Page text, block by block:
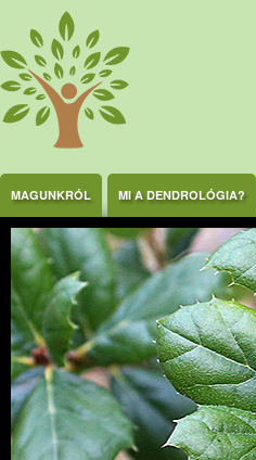
Ugrás a tartalomra
MAGUNKRÓL MI A DENDROLÓGIA?